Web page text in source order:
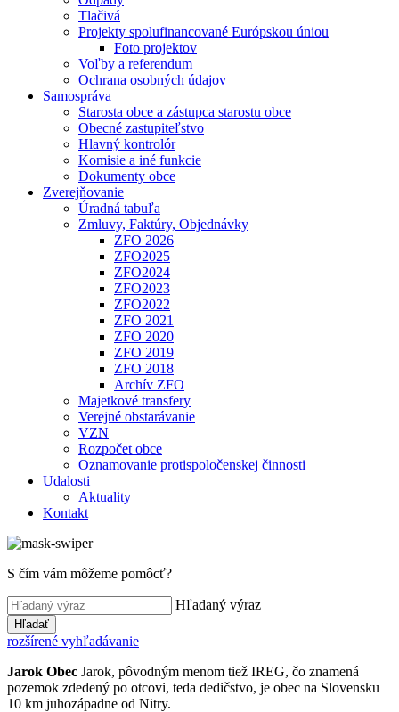
Tlačivá
Projekty spolufinancované Európskou úniou
Foto projektov
Voľby a referendum
Ochrana osobných údajov
Samospráva
Starosta obce a zástupca starostu obce
Obecné zastupiteľstvo
Hlavný kontrolór
Komisie a iné funkcie
Dokumenty obce
Zverejňovanie
Úradná tabuľa
Zmluvy, Faktúry, Objednávky
ZFO 2026
ZFO2025
ZFO2024
ZFO2023
ZFO2022
ZFO 2021
ZFO 2020
ZFO 2019
ZFO 2018
Archív ZFO
Majetkové transfery
Verejné obstarávanie
VZN
Rozpočet obce
Oznamovanie protispoločenskej činnosti
Udalosti
Aktuality
Kontakt
S čím vám môžeme pomôcť?
Hľadaný výraz
Hľadať
rozšírené vyhľadávanie
Jarok Obec Jarok, pôvodným menom tiež IREG, čo znamená
pozemok zdedený po otcovi, teda dedičstvo, je obec na Slovensku
10 km juhozápadne od Nitry.